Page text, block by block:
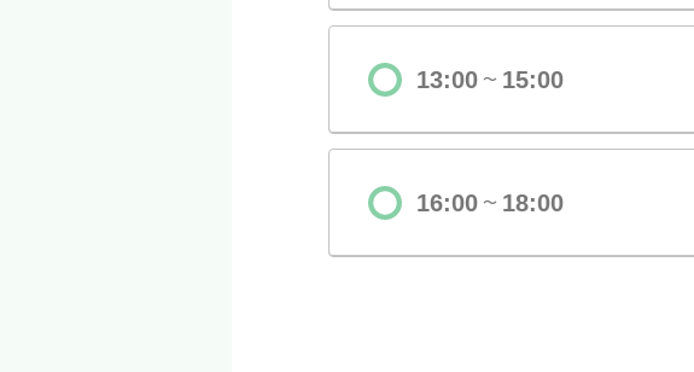
13:00 〜 15:00
16:00 〜 18:00